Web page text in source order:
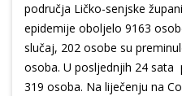
područja Ličko-senjske
epidemije oboljelo 9163
slučaj, 202 osobe su
osoba. U posljednjih 24
319 osoba. Na liječenju na